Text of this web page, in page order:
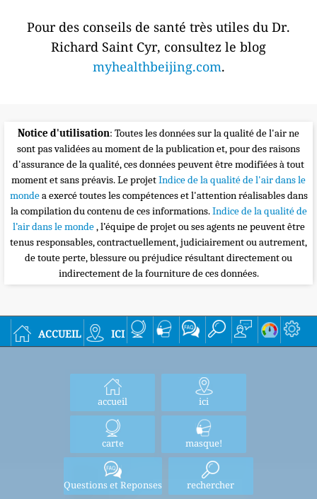
Pour des conseils de santé très utiles du Dr.
Richard Saint Cyr, consultez le blog
myhealthbeijing.com.
Notice d'utilisation: Toutes les données sur la qualité de l'air ne
sont pas validées au moment de la publication et, pour des raisons
d'assurance de la qualité, ces données peuvent être modifiées à tout
moment et sans préavis. Le projetIndice de la qualité de l'air dans le
mondea exercé toutes les compétences et l'attention réalisables dans
la compilation du contenu de ces informations.Indice de la qualité de
l’air dans le monde, l’équipe de projet ou ses agents ne peuvent être
tenus responsables, contractuellement, judiciairement ou autrement,
de toute perte, blessure ou préjudice résultant directement ou
indirectement de la fourniture de ces données.
accueil ici
accueil ici
carte masque!
Questions et Reponses rechercher